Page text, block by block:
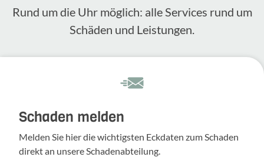
Rund um die Uhr möglich: alle Services rund um
Schäden und Leis­tungen.
Schaden melden
Melden Sie hier die wich­tigsten Eckdaten zum Schaden
direkt an unsere Scha­den­ab­tei­lung.